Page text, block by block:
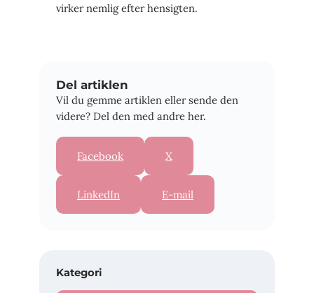
virker nemlig efter hensigten.
Del artiklen
Vil du gemme artiklen eller sende den
videre? Del den med andre her.
Facebook X
LinkedIn E-mail
Kategori